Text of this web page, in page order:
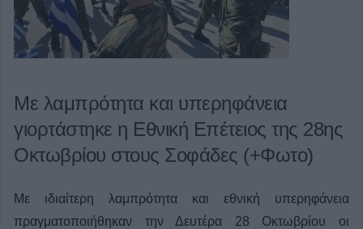
Με λαμπρότητα και υπερηφάνεια
γιορτάστηκε η Εθνική Επέτειος της 28ης
Οκτωβρίου στους Σοφάδες (+Φωτο)
Με ιδιαίτερη λαμπρότητα και εθνική υπερηφάνεια
πραγματοποιήθηκαν την Δευτέρα 28 Οκτωβρίου οι